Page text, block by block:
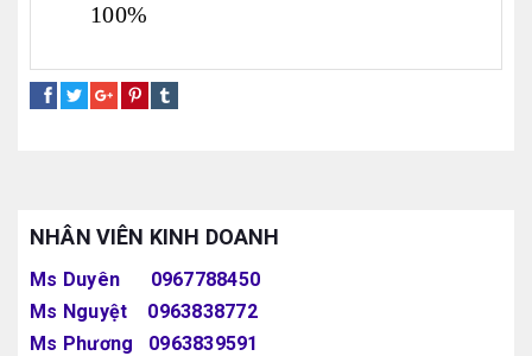
100%
NHÂN VIÊN KINH DOANH
Ms Duyên 0967788450
Ms Nguyệt 0963838772
Ms Phương 0963839591